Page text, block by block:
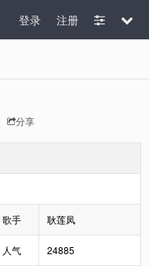
注册
登录
分享
歌手 耿莲凤
人气 24885